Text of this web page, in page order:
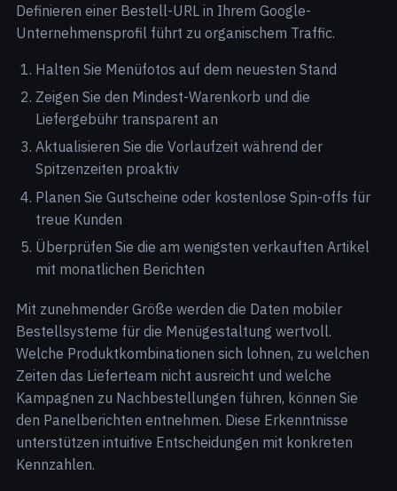
Definieren einer Bestell-URL in Ihrem Google-
Unternehmensprofil führt zu organischem Traffic.
Halten Sie Menüfotos auf dem neuesten Stand
Zeigen Sie den Mindest-Warenkorb und die
Liefergebühr transparent an
Aktualisieren Sie die Vorlaufzeit während der
Spitzenzeiten proaktiv
Planen Sie Gutscheine oder kostenlose Spin-offs für
treue Kunden
Überprüfen Sie die am wenigsten verkauften Artikel
mit monatlichen Berichten
Mit zunehmender Größe werden die Daten mobiler
Bestellsysteme für die Menügestaltung wertvoll.
Welche Produktkombinationen sich lohnen, zu welchen
Zeiten das Lieferteam nicht ausreicht und welche
Kampagnen zu Nachbestellungen führen, können Sie
den Panelberichten entnehmen. Diese Erkenntnisse
unterstützen intuitive Entscheidungen mit konkreten
Kennzahlen.